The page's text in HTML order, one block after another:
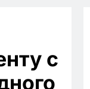
с